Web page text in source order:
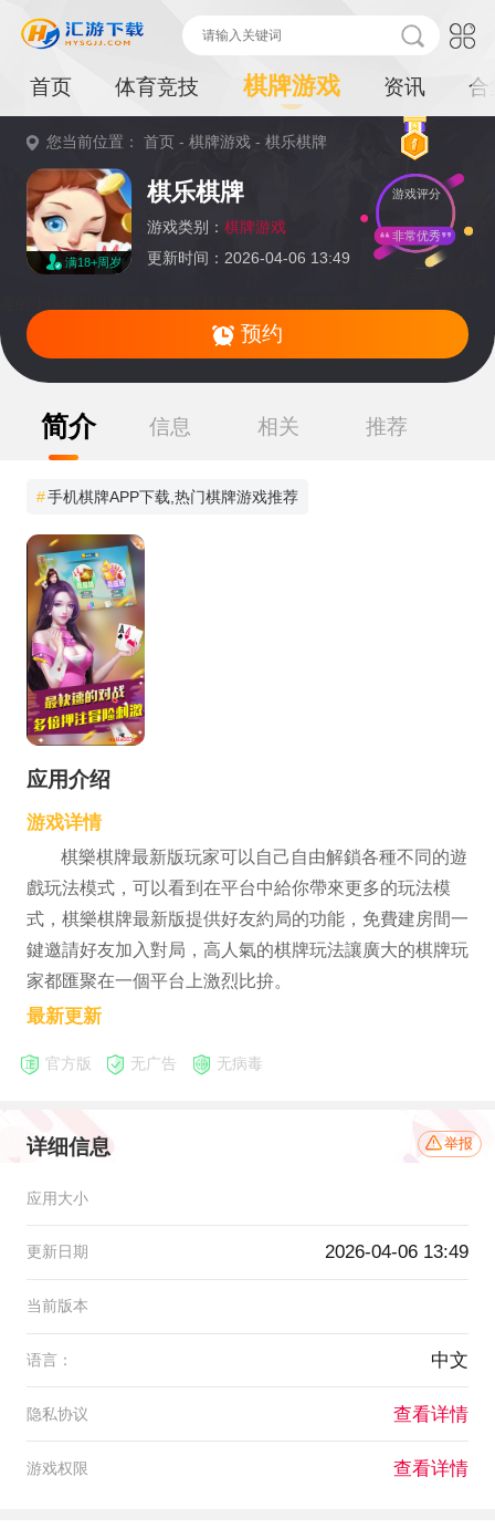
首页 体育竞技 棋牌游戏 资讯 合
您当前位置：首页 -棋牌游戏 -棋乐棋牌
满18+周岁
棋乐棋牌
游戏类别： 棋牌游戏
更新时间：2026-04-06 13:49
游戏评分
非常优秀
预约
提
简介 信息 相关 推荐
#手机棋牌APP下载,热门棋牌游戏推荐
应用介绍
游戏详情
棋樂棋牌最新版玩家可以自己自由解鎖各種不同的遊
戲玩法模式，可以看到在平台中給你帶來更多的玩法模
式，棋樂棋牌最新版提供好友約局的功能，免費建房間一
鍵邀請好友加入對局，高人氣的棋牌玩法讓廣大的棋牌玩
家都匯聚在一個平台上激烈比拚。
最新更新
官方版 无广告 无病毒
详细信息 举报
应用大小
更新日期 2026-04-06 13:49
当前版本
语言： 中文
隐私协议 查看详情
游戏权限 查看详情